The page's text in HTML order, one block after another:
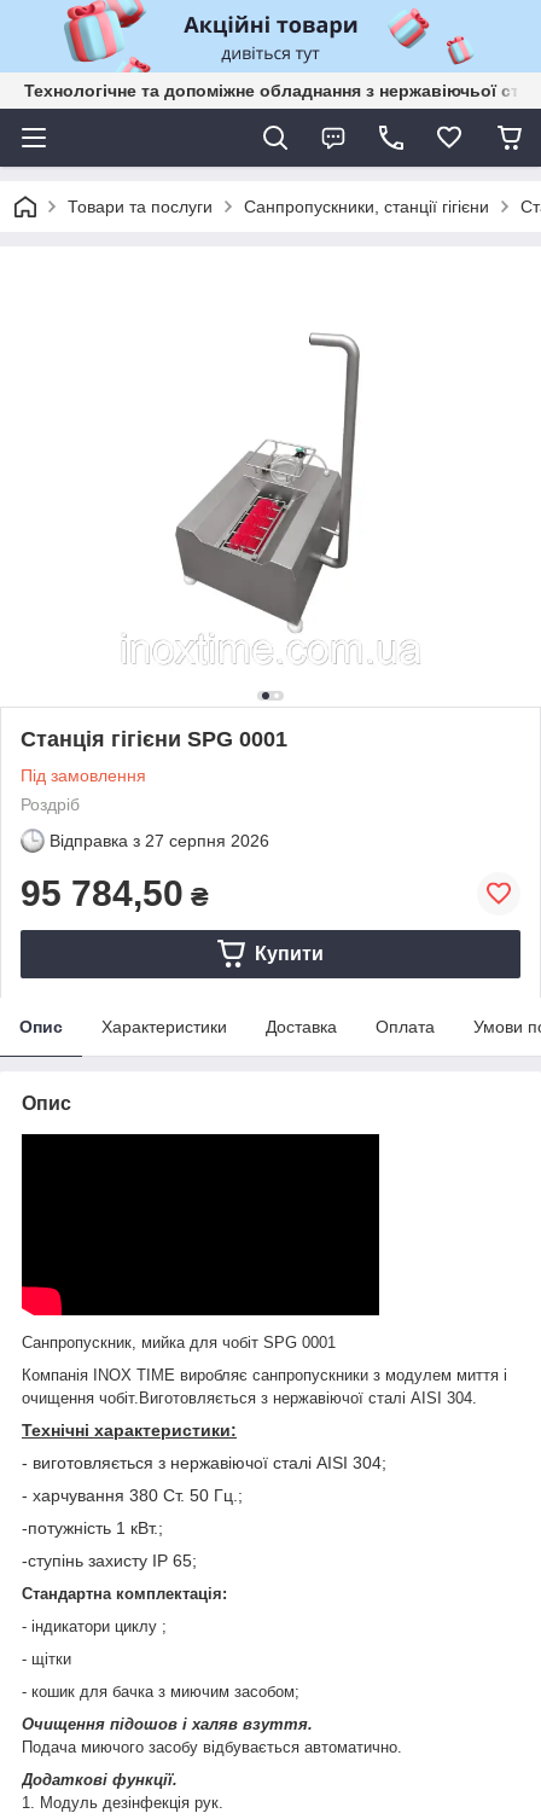
Технологічне та допоміжне обладнання з нержавіючьої
Товари та послуги Санпропускники, станції гігієни
Станція гігієни SPG 0001
Під замовлення
Роздріб
Відправка з 27 серпня 2026
95 784,50 ₴
Купити
Опис Характеристики Доставка Оплата Умови
Опис
Санпропускник, мийка для чобіт SPG 0001
Компанія INOX TIME виробляє санпропускники з модулем миття і
очищення чобіт.Виготовляється з нержавіючої сталі AISI 304.
Технічні характеристики:
- виготовляється з нержавіючої сталі AISI 304;
- харчування 380 Ст. 50 Гц.;
-потужність 1 кВт.;
-ступінь захисту IP 65;
Стандартна комплектація:
- індикатори циклу ;
- щітки
- кошик для бачка з миючим засобом;
Очищення підошов і халяв взуття.
Подача миючого засобу відбувається автоматично.
Додаткові функції.
1. Модуль дезінфекція рук.